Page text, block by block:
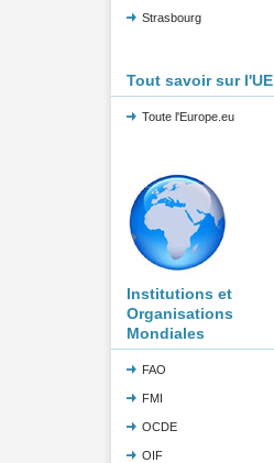
Strasbourg
Tout savoir sur l'UE
Toute l'Europe.eu
Institutions et
Organisations
Mondiales
FAO
FMI
OCDE
OIF